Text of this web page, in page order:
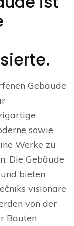
Gebäude
sowie
Werke zu
Die Gebäude
bieten
visionäre
von der
Bauten